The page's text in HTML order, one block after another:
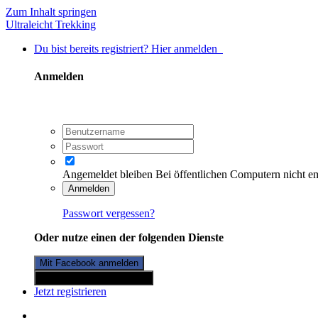
Zum Inhalt springen
Ultraleicht Trekking
Du bist bereits registriert? Hier anmelden
Anmelden
Angemeldet bleiben Bei öffentlichen Computern nicht
Anmelden
Passwort vergessen?
Oder nutze einen der folgenden Dienste
Mit Facebook anmelden
Jetzt registrieren